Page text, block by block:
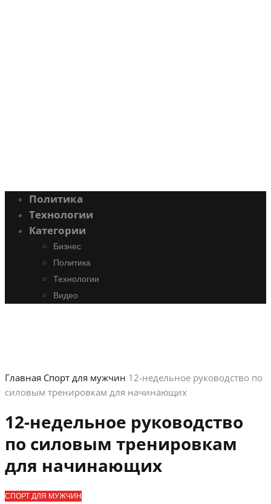
Политика
Технологии
Категории
Бизнес
Политика
Технологии
Видео
Главная Спорт для мужчин 12-недельное руководство по
силовым тренировкам для начинающих
12-недельное руководство
по силовым тренировкам
для начинающих
СПОРТ ДЛЯ МУЖЧИН